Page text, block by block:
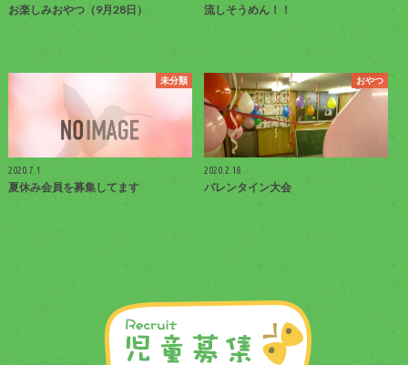
お楽しみおやつ（9月28日） 流しそうめん！！
未分類
2020.7.1
夏休み会員を募集してます
おやつ
2020.2.18
バレンタイン大会